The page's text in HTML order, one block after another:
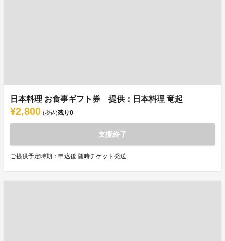
日本料理 お食事ギフト券 提供：日本料理 竜起
¥2,800 (税込)残り0
支援終了
ご提供予定時期：申込後 随時チケット発送